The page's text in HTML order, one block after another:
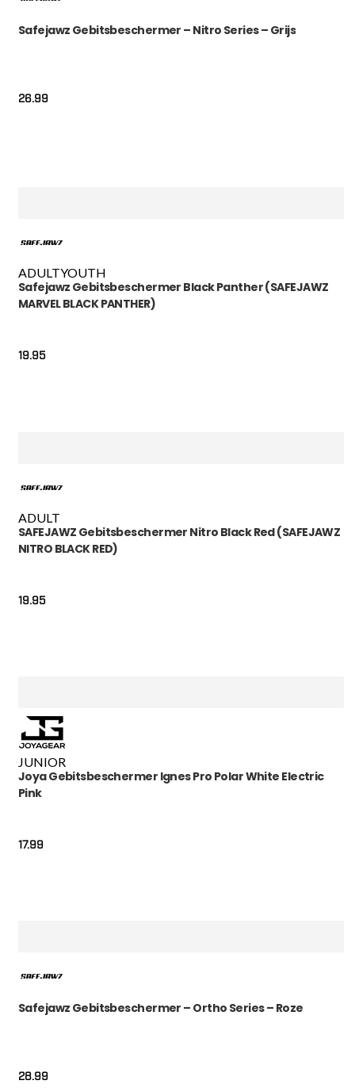
Safejawz Gebitsbeschermer – Nitro Series – Grijs
26.99
ADULTYOUTH
Safejawz Gebitsbeschermer Black Panther (SAFEJAWZ
MARVEL BLACK PANTHER)
19.95
ADULT
SAFEJAWZ Gebitsbeschermer Nitro Black Red (SAFEJAWZ
NITRO BLACK RED)
19.95
JUNIOR
Joya Gebitsbeschermer Ignes Pro Polar White Electric
Pink
17.99
Safejawz Gebitsbeschermer – Ortho Series – Roze
28.99